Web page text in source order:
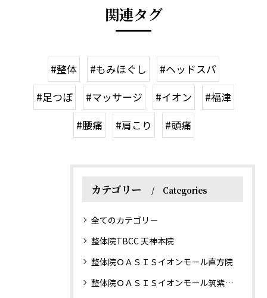
関連タグ
#整体 #もみほぐし
#ヘッドスパ
#足つぼ
#マッサージ #イオン
#福津
#腰痛
#肩こり #頭痛
カテゴリー Categories
全てのカテゴリー
整体院TBCC 天神本院
整体院ＯＡＳＩＳイオンモール直方院
整体院ＯＡＳＩＳイオンモール筑紫野院